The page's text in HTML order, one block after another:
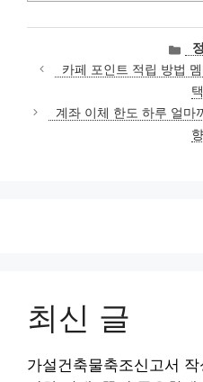
카
테
고
리
카페 포인트 적립 방법
택
계좌 이체 한도 하루 얼마
향
최신 글
가설건축물축조신고서